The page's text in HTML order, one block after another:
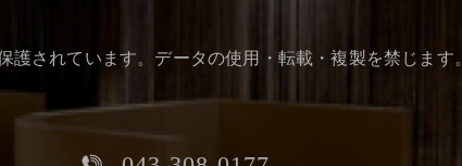
されています。データの使用・転載・複製を禁じます。